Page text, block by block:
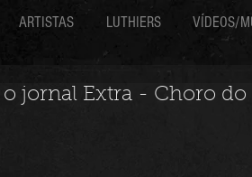
ARTISTAS LUTHIERS VÍDEOS/
o jornal Extra - Choro